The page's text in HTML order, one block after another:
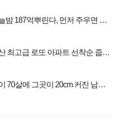
밤 187억뿌린다, 먼저 주우면 최
최고급 로또 아파트 선착순 줍줍
70살에 그곳이 20cm 커진 남자..